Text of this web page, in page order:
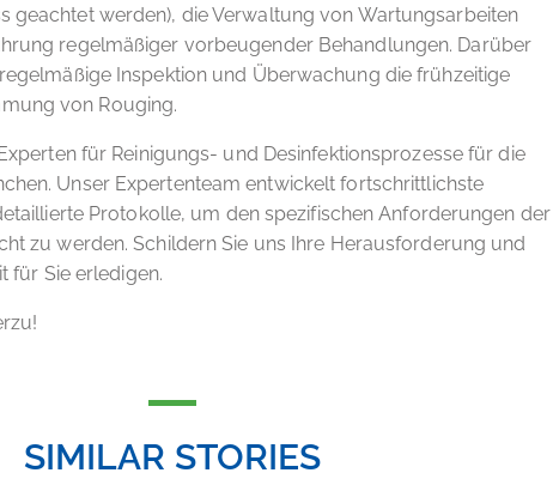
geachtet werden), die Verwaltung von Wartungsarbeiten
regelmäßiger vorbeugender Behandlungen. Darüber
Inspektion und Überwachung die frühzeitige
von Rouging.
für Reinigungs- und Desinfektionsprozesse für die
Unser Expertenteam entwickelt fortschrittlichste
Protokolle, um den spezifischen Anforderungen der
zu werden. Schildern Sie uns Ihre Herausforderung und
für Sie erledigen.
SIMILAR STORIES